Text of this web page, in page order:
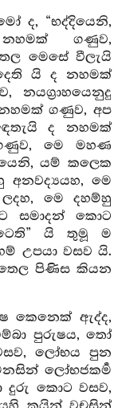
ද, “භද්දියෙනි,
නහමක් ගණුව,
මෙසේ වීලැයි
යි ද නහමක්
නයග්‍රාහයෙනුදු
ගණුව, අප
ද නහමක්
මෙ මහණ
යම් කලෙක
අනවද්‍යයහ, මෙ
මෙ දහම්හු
සමාදන් කොට
යි තුමූ ම
උපයා වසව යි.
පිණිස කියන
කෙනෙක් ඇද්ද,
පුරුෂය, තෝ
ලෝභය පුන
ලෝභජකර්‍ම
දුරු කොට වසව,